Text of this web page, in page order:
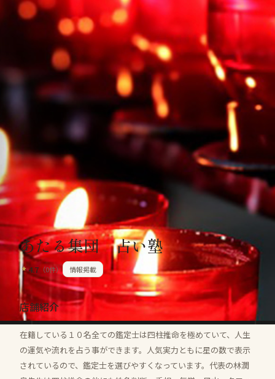
占いの森
占い師を探す店舗を探す AI占い
💕恋愛の森🔮占い師🏪店舗✨AI占い📝コラム
› 店舗を探す あたる集団 占い塾
あたる集団 占い塾
4.7 （0件） 情報掲載
店舗紹介
在籍している１０名全ての鑑定士は四柱推命を極めていて、人生
の運気や流れを占う事ができます。人気実力ともに星の数で表示
されているので、鑑定士を選びやすくなっています。代表の林潤